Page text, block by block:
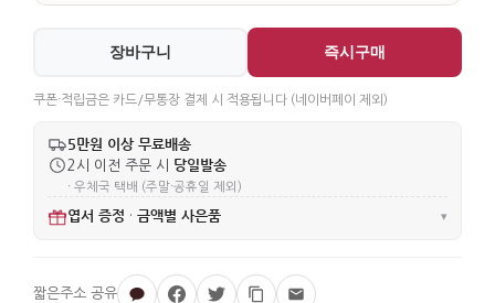
장바구니 즉시구매
쿠폰·적립금은 카드/무통장 결제 시 적용됩니다 (네이버페이 제외)
5만원 이상 무료배송
2시 이전 주문 시 당일발송
· 우체국 택배 (주말·공휴일 제외)
엽서 증정 · 금액별 사은품 ▾